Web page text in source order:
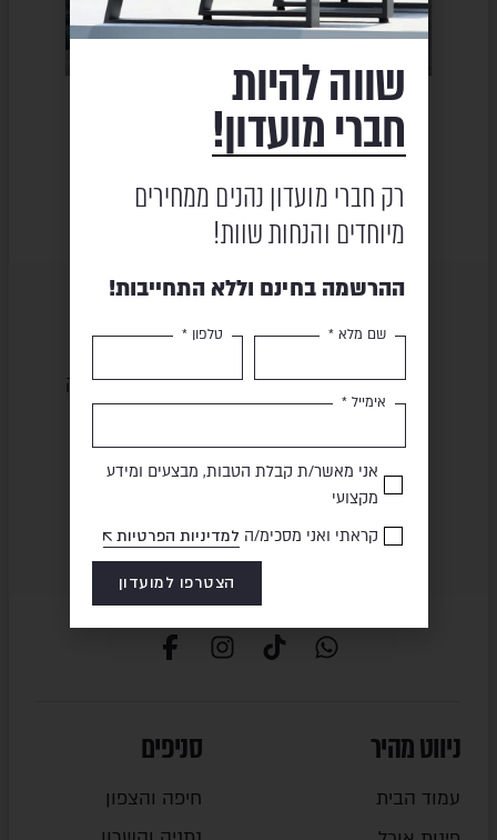
מיטת שיזוף – MERLIN
₪732
₪590
שירות ומקצועיות מוצרים באיכות גבוהה
תשלום מאובטח משלוח מהיר
ניווט מהיר
עמוד הבית
סניפים
חיפה והצפון
שווה להיות
חברי מועדון!
רק חברי מועדון נהנים ממחירים
מיוחדים והנחות שוות!
ההרשמה בחינם וללא התחייבות!
שם מלא * טלפון *
אימייל *
אני מאשר/ת קבלת הטבות, מבצעים ומידע
מקצועי
קראתי ואני מסכימ/הלמדיניות הפרטיות
הצטרפו למועדון